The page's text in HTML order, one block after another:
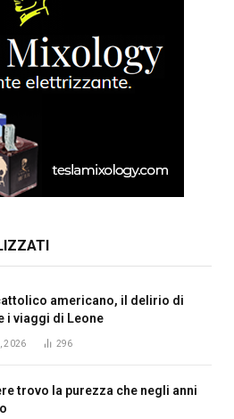
americano, il delirio di
i viaggi di Leone
2026 296
trovo la purezza che negli anni